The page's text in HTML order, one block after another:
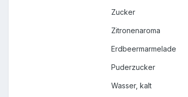
Zucker
Zitronenaroma
Erdbeermarmelade
Puderzucker
Wasser, kalt